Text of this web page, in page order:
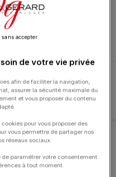
expédiés dans un délai
du paiement. Ils sont
adéquate en fonction du lieu
en stock il sera commandé
dès sa réception. La
de votre vie privée
afin de faciliter la navigation,
assurer la sécurité maximale du
et vous proposer du contenu
pour vous proposer des
vous permettre de partager nos
réseaux sociaux.
paramétrer votre consentement
à tout moment.
accepter